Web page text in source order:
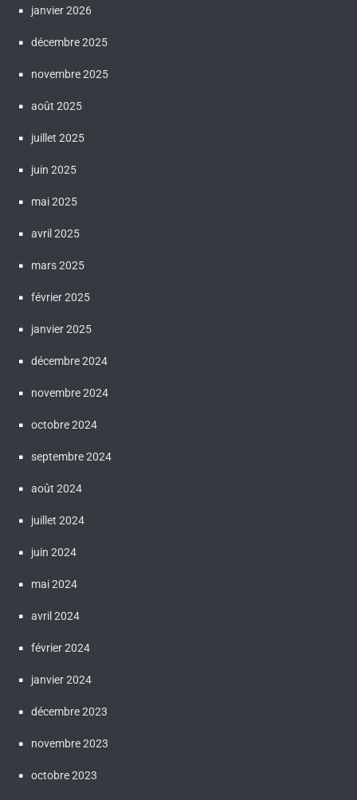
janvier 2026
décembre 2025
novembre 2025
août 2025
juillet 2025
juin 2025
mai 2025
avril 2025
mars 2025
février 2025
janvier 2025
décembre 2024
novembre 2024
octobre 2024
septembre 2024
août 2024
juillet 2024
juin 2024
mai 2024
avril 2024
février 2024
janvier 2024
décembre 2023
novembre 2023
octobre 2023